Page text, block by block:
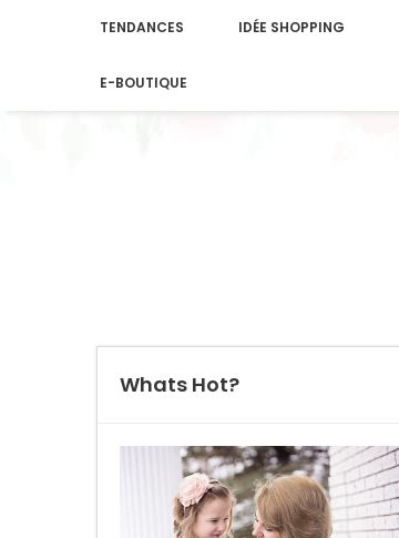
TENDANCES IDÉE SHOPPING
E-BOUTIQUE
Whats Hot?